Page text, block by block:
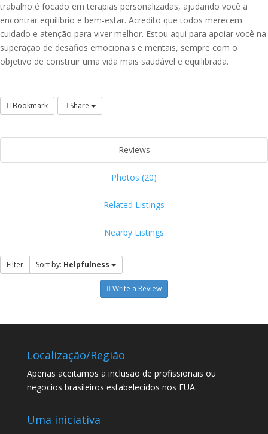
trabalho é focado em terapias personalizadas, ajudando você a
encontrar equilíbrio e bem-estar. Acredito que todos merecem
cuidado e atenção para viver melhor. Estou aqui para apoiar você na
superação de desafios emocionais e mentais, sempre com o
objetivo de construir uma vida mais saudável e equilibrada.
Bookmark Share
Reviews
Photos (20)
Related Listings
Nearby Listings
Filter Sort by: Helpfulness
Write a Review
Localização/Região
Apenas aceitamos a inclusao de profissionais ou
negocios brasileiros estabelecidos nos EUA.
Uma iniciativa